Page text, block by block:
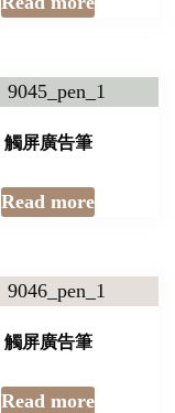
觸屏廣告筆
Read more
觸屏廣告筆
Read more